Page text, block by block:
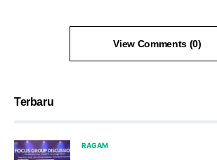
View Comments (0)
Terbaru
RAGAM